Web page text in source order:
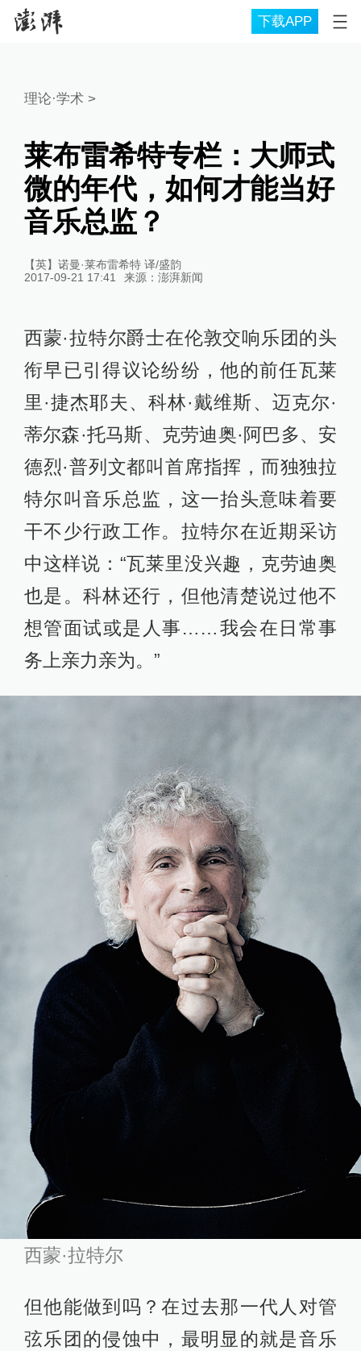
下载APP
理论·学术>
莱布雷希特专栏：大师式
微的年代，如何才能当好
音乐总监？
【英】诺曼·莱布雷希特 译/盛韵
2017-09-21 17:41
来源： 澎湃新闻
西蒙·拉特尔爵士在伦敦交响乐团的头
衔早已引得议论纷纷，他的前任瓦莱
里·捷杰耶夫、科林·戴维斯、迈克尔·
蒂尔森·托马斯、克劳迪奥·阿巴多、安
德烈·普列文都叫首席指挥，而独独拉
特尔叫音乐总监，这一抬头意味着要
干不少行政工作。拉特尔在近期采访
中这样说：“瓦莱里没兴趣，克劳迪奥
也是。科林还行，但他清楚说过他不
想管面试或是人事……我会在日常事
务上亲力亲为。”
西蒙·拉特尔
但他能做到吗？在过去那一代人对管
弦乐团的侵蚀中，最明显的就是音乐